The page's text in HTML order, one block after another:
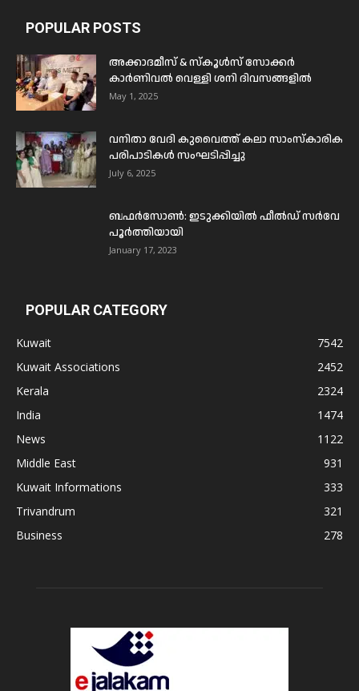
POPULAR POSTS
അക്കാദമീസ് & സ്കൂൾസ് സോക്കർ
കാർണിവൽ വെള്ളി ശനി ദിവസങ്ങളിൽ
May 1, 2025
വനിതാ വേദി കുവൈത്ത് കലാ സാംസ്കാരിക
പരിപാടികൾ സംഘടിപ്പിച്ചു
July 6, 2025
ബഫര്‍സോണ്‍: ഇടുക്കിയില്‍ ഫീല്‍ഡ് സര്‍വേ
പൂര്‍ത്തിയായി
January 17, 2023
POPULAR CATEGORY
Kuwait
7542
Kuwait Associations
2452
Kerala
2324
India
1474
News
1122
Middle East
931
Kuwait Informations
333
Trivandrum
321
Business
278